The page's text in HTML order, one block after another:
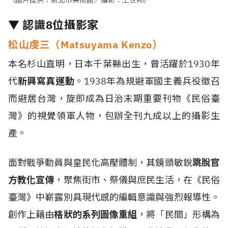
▼ 認識8位攝影家
松山虔三（Matsuyama Kenzo）
本名杉山直明，日本千葉縣出生，曾活躍於1930年
代新興寫真運動 。1938年為規避軍國主義兵役徵召
而避居台灣，旋即成為日治末期重要刊物《民俗臺
灣》的視覺領軍人物，包辦全刊九成以上的攝影生
產。
面對戰爭動員與皇民化高壓體制，其鏡頭敏銳跳脫官
方教化宣傳 ，聚焦街市、祭儀與庶民生活，在《民俗
臺灣》中嶄露別具現代感的編輯意識與強烈報導性。
創作上藉由格狀的系列圖像重組 ，將「民間」形構為